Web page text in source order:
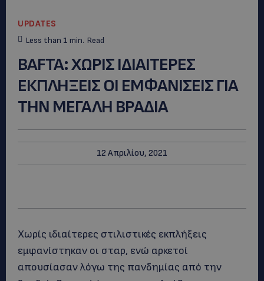
UPDATES
Less than 1 min. Read
ΒΑFTA: XΩΡΙΣ ΙΔΙΑΙΤΕΡΕΣ
ΕΚΠΛΗΞΕΙΣ ΟΙ ΕΜΦΑΝΙΣΕΙΣ ΓΙΑ
ΤΗΝ ΜΕΓΑΛΗ ΒΡΑΔΙΑ
12 Απριλίου, 2021
Χωρίς ιδιαίτερες στιλιστικές εκπλήξεις
εμφανίστηκαν οι σταρ, ενώ αρκετοί
απουσίασαν λόγω της πανδημίας από την